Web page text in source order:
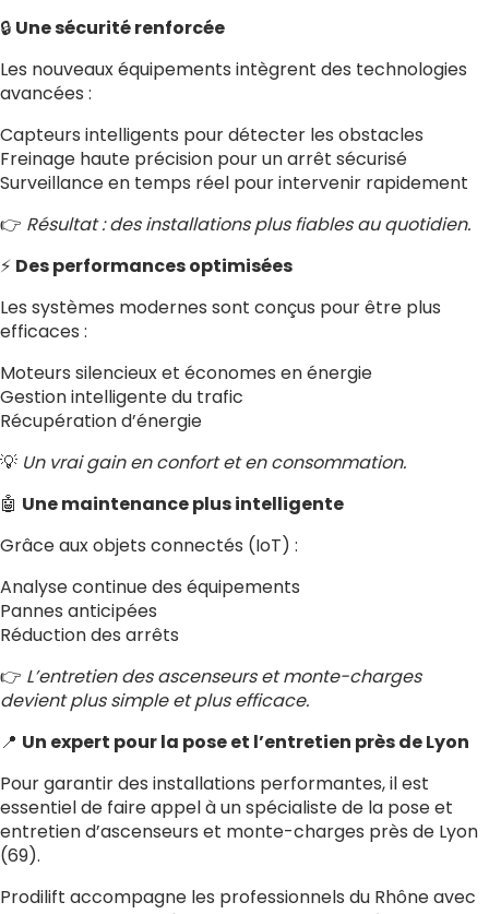
🔒 Une sécurité renforcée
Les nouveaux équipements intègrent des technologies
avancées :
Capteurs intelligents pour détecter les obstacles
Freinage haute précision pour un arrêt sécurisé
Surveillance en temps réel pour intervenir rapidement
👉 Résultat : des installations plus fiables au quotidien.
⚡ Des performances optimisées
Les systèmes modernes sont conçus pour être plus
efficaces :
Moteurs silencieux et économes en énergie
Gestion intelligente du trafic
Récupération d’énergie
💡 Un vrai gain en confort et en consommation.
🤖 Une maintenance plus intelligente
Grâce aux objets connectés (IoT) :
Analyse continue des équipements
Pannes anticipées
Réduction des arrêts
👉 L’entretien des ascenseurs et monte-charges
devient plus simple et plus efficace.
📍 Un expert pour la pose et l’entretien près de Lyon
Pour garantir des installations performantes, il est
essentiel de faire appel à un spécialiste de la pose et
entretien d’ascenseurs et monte-charges près de Lyon
(69).
Prodilift accompagne les professionnels du Rhône avec